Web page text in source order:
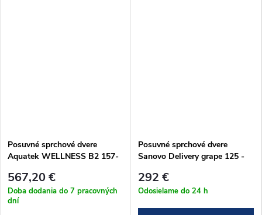
Posuvné sprchové dvere
Aquatek WELLNESS B2 157-
(WELLNESSB2CH16062)
567,20 €
Doba dodania do 7 pracovných
dní
Posuvné sprchové dvere
Sanovo Delivery grape 125 -
292 €
Odosielame do 24 h